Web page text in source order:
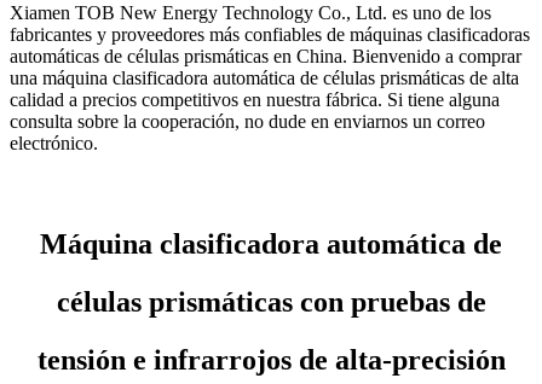
Xiamen TOB New Energy Technology Co., Ltd. es uno de los
fabricantes y proveedores más confiables de máquinas clasificadoras
automáticas de células prismáticas en China. Bienvenido a comprar
una máquina clasificadora automática de células prismáticas de alta
calidad a precios competitivos en nuestra fábrica. Si tiene alguna
consulta sobre la cooperación, no dude en enviarnos un correo
electrónico.
Máquina clasificadora automática de
células prismáticas con pruebas de
tensión e infrarrojos de alta-precisión